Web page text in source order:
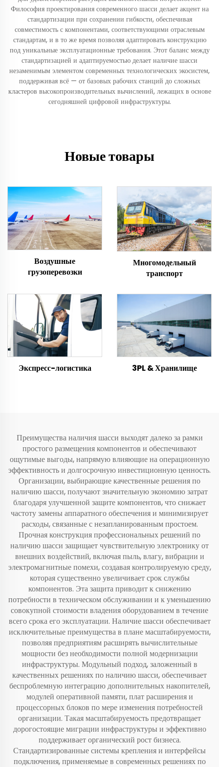
Философия проектирования современного шасси делает акцент на
стандартизации при сохранении гибкости, обеспечивая
совместимость с компонентами, соответствующими отраслевым
стандартам, и в то же время позволяя адаптировать конструкцию
под уникальные эксплуатационные требования. Этот баланс между
стандартизацией и адаптируемостью делает наличие шасси
незаменимым элементом современных технологических экосистем,
поддерживая всё — от базовых рабочих станций до сложных
кластеров высокопроизводительных вычислений, лежащих в основе
сегодняшней цифровой инфраструктуры.
Новые товары
Воздушные
грузоперевозки
Многомодельный
транспорт
Экспресс-логистика 3PL & Хранилище
Преимущества наличия шасси выходят далеко за рамки
простого размещения компонентов и обеспечивают
ощутимые выгоды, напрямую влияющие на операционную
эффективность и долгосрочную инвестиционную ценность.
Организации, выбирающие качественные решения по
наличию шасси, получают значительную экономию затрат
благодаря улучшенной защите компонентов, что снижает
частоту замены аппаратного обеспечения и минимизирует
расходы, связанные с незапланированным простоем.
Прочная конструкция профессиональных решений по
наличию шасси защищает чувствительную электронику от
внешних воздействий, включая пыль, влагу, вибрации и
электромагнитные помехи, создавая контролируемую среду,
которая существенно увеличивает срок службы
компонентов. Эта защита приводит к снижению
потребности в техническом обслуживании и к уменьшению
совокупной стоимости владения оборудованием в течение
всего срока его эксплуатации. Наличие шасси обеспечивает
исключительные преимущества в плане масштабируемости,
позволяя предприятиям расширять вычислительные
мощности без необходимости полной модернизации
инфраструктуры. Модульный подход, заложенный в
качественных решениях по наличию шасси, обеспечивает
беспроблемную интеграцию дополнительных накопителей,
модулей оперативной памяти, плат расширения и
процессорных блоков по мере изменения потребностей
организации. Такая масштабируемость предотвращает
дорогостоящие миграции инфраструктуры и эффективно
поддерживает органический рост бизнеса.
Стандартизированные системы крепления и интерфейсы
подключения, применяемые в современных решениях по